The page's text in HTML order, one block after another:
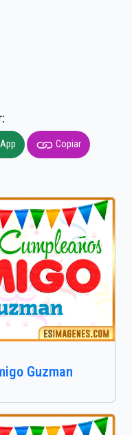
Copiar
Guzman